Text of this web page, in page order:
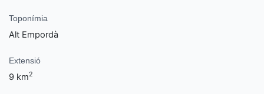
Toponímia
Alt Empordà
Extensió
9 km2